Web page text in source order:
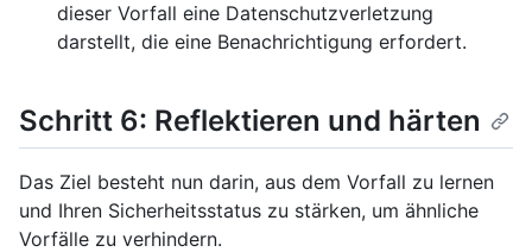
dieser Vorfall eine Datenschutzverletzung
darstellt, die eine Benachrichtigung erfordert.
Schritt 6: Reflektieren und härten
Das Ziel besteht nun darin, aus dem Vorfall zu lernen
und Ihren Sicherheitsstatus zu stärken, um ähnliche
Vorfälle zu verhindern.